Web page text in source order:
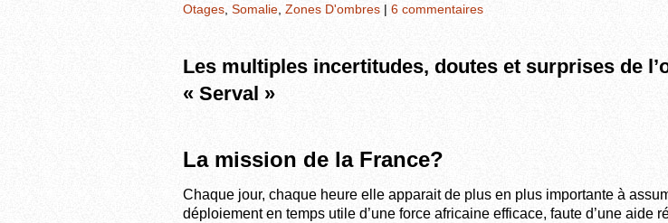
Otages Somalie Zones D'ombres | 6 commentaires
Les multiples incertitudes, doutes et surprises de
« Serval »
La mission de la France?
Chaque jour, chaque heure elle apparait de plus en plus importante à
déploiement en temps utile d’une force africaine efficace, faute d’une aide